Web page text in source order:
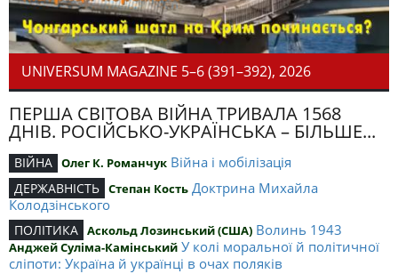
UNIVERSUM MAGAZINE 5–6 (391–392), 2026
ПЕРША СВІТОВА ВІЙНА ТРИВАЛА 1568
ДНІВ. РОСІЙСЬКО-УКРАЇНСЬКА – БІЛЬШЕ...
ВІЙНА Олег К. Романчук Війна і мобілізація
ДЕРЖАВНІСТЬ Степан Кость Доктрина Михайла
Колодзінського
ПОЛІТИКА Аскольд Лозинський (США) Волинь 1943
Анджей Суліма-Камінський У колі моральної й політичної
сліпоти: Україна й українці в очах поляків